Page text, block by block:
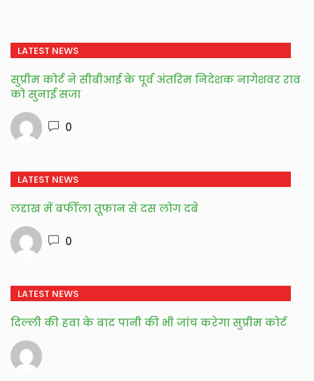
LATEST NEWS
सुप्रीम कोर्ट ने सीबीआई के पूर्व अंतरिम निदेशक नागेशवर राव
को सुनाई सजा
0
LATEST NEWS
लद्दाख में बर्फीला तूफान से दस लोग दबे
0
LATEST NEWS
दिल्ली की हवा के बाद पानी की भी जांच करेगा सुप्रीम कोर्ट